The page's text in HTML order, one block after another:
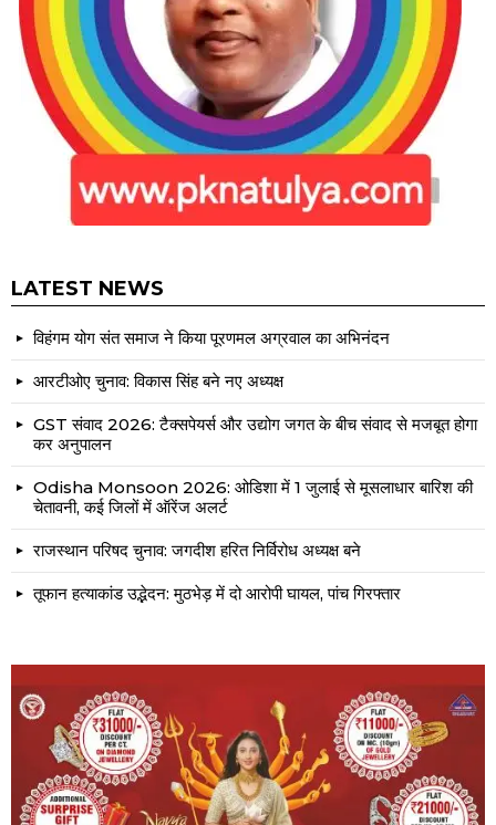
LATEST NEWS
विहंगम योग संत समाज ने किया पूरणमल अग्रवाल का अभिनंदन
आरटीओए चुनाव: विकास सिंह बने नए अध्यक्ष
GST संवाद 2026: टैक्सपेयर्स और उद्योग जगत के बीच संवाद से मजबूत होगा
कर अनुपालन
Odisha Monsoon 2026: ओडिशा में 1 जुलाई से मूसलाधार बारिश की
चेतावनी, कई जिलों में ऑरेंज अलर्ट
राजस्थान परिषद चुनाव: जगदीश हरित निर्विरोध अध्यक्ष बने
तूफान हत्याकांड उद्भेदन: मुठभेड़ में दो आरोपी घायल, पांच गिरफ्तार